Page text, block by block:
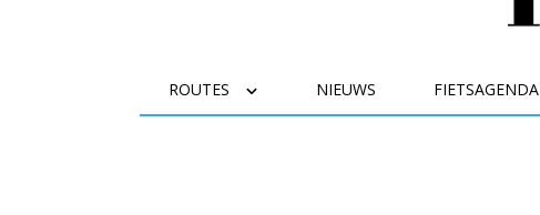
ROUTES NIEUWS FIETSAGENDA